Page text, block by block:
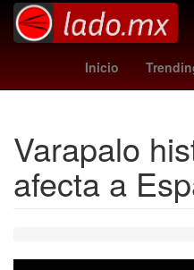
Inicio One
Varapalo
afecta a